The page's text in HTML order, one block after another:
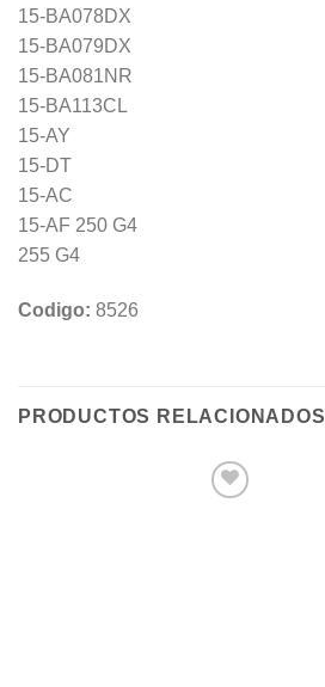
15-BA078DX
15-BA079DX
15-BA081NR
15-BA113CL
15-AY
15-DT
15-AC
15-AF 250 G4
255 G4
Codigo: 8526
PRODUCTOS RELACIONADOS